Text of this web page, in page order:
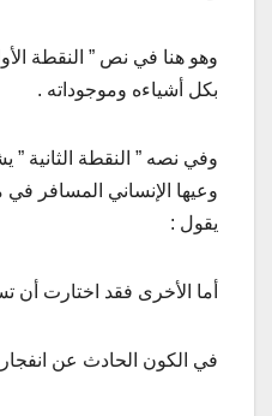
وهو هنا في نص ” النقطة
بكل أشياءه وموجوداته .
وفي نصه ” النقطة الثانية
وعيها الإنساني المسافر
يقول :
أما الأخرى فقد اختارت أن
في الكون الحادث عن انفجار